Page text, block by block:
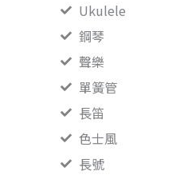
Ukulele
鋼琴
聲樂
單簧管
長笛
色士風
長號